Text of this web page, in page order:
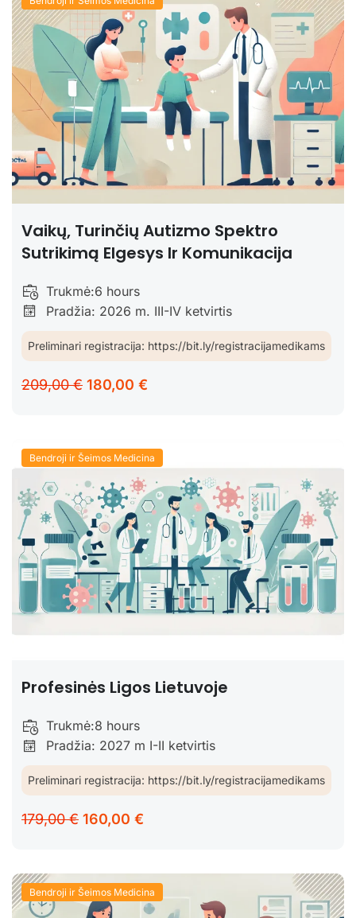
Vaikų, Turinčių Autizmo Spektro
Sutrikimą Elgesys Ir Komunikacija
Trukmė:6 hours
Pradžia: 2026 m. III-IV ketvirtis
Preliminari registracija: https://bit.ly/registracijamedikams
209,00 € 180,00 €
Bendroji ir Šeimos Medicina
Profesinės Ligos Lietuvoje
Trukmė:8 hours
Pradžia: 2027 m I-II ketvirtis
Preliminari registracija: https://bit.ly/registracijamedikams
179,00 € 160,00 €
Bendroji ir Šeimos Medicina